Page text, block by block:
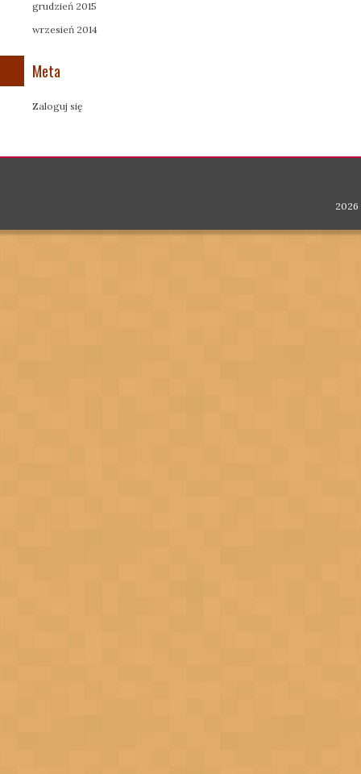
grudzień 2015
wrzesień 2014
Meta
Zaloguj się
2026